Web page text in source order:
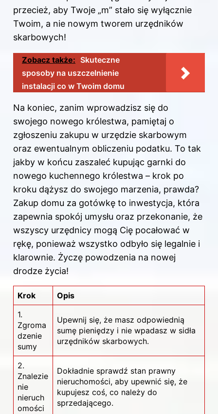
przecież, aby Twoje „m” stało się wyłącznie
Twoim, a nie nowym tworem urzędników
skarbowych!
Zobacz także: Skuteczne
sposoby na uszczelnienie
instalacji co w Twoim domu
Na koniec, zanim wprowadzisz się do
swojego nowego królestwa, pamiętaj o
zgłoszeniu zakupu w urzędzie skarbowym
oraz ewentualnym obliczeniu podatku. To tak
jakby w końcu zaszaleć kupując garnki do
nowego kuchennego królestwa – krok po
kroku dążysz do swojego marzenia, prawda?
Zakup domu za gotówkę to inwestycja, która
zapewnia spokój umysłu oraz przekonanie, że
wszyscy urzędnicy mogą Cię pocałować w
rękę, ponieważ wszystko odbyło się legalnie i
klarownie. Życzę powodzenia na nowej
drodze życia!
Krok
Opis
1.
Zgroma
dzenie
sumy
Upewnij się, że masz odpowiednią
sumę pieniędzy i nie wpadasz w sidła
urzędników skarbowych.
2.
Znalezie
nie
nieruch
omości
Dokładnie sprawdź stan prawny
nieruchomości, aby upewnić się, że
kupujesz coś, co należy do
sprzedającego.